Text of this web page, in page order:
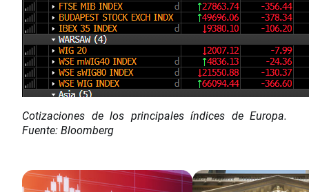
Cotizaciones de los principales índices de Europa.
Fuente: Bloomberg